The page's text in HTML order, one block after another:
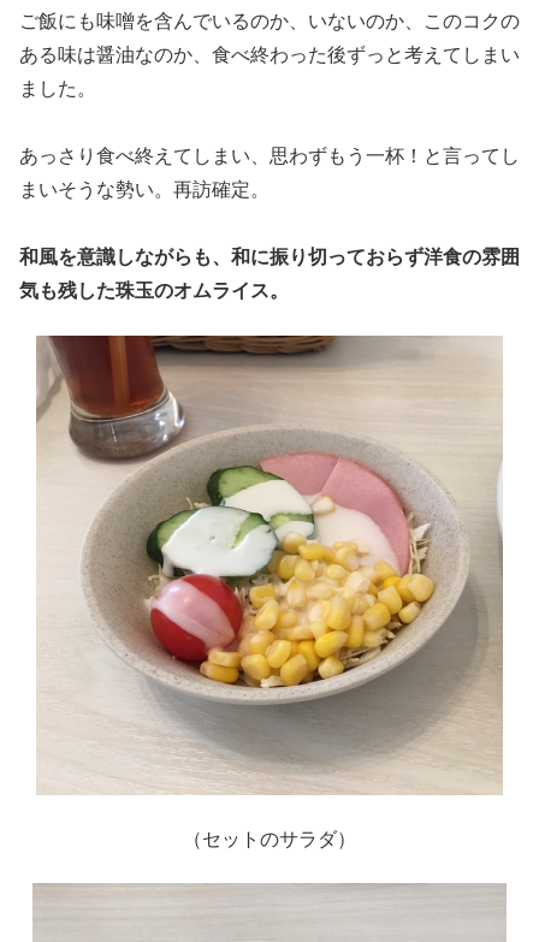
ご飯にも味噌を含んでいるのか、いないのか、このコクの
ある味は醤油なのか、食べ終わった後ずっと考えてしまい
ました。
あっさり食べ終えてしまい、思わずもう一杯！と言ってし
まいそうな勢い。再訪確定。
和風を意識しながらも、和に振り切っておらず洋食の雰囲
気も残した珠玉のオムライス。
（セットのサラダ）